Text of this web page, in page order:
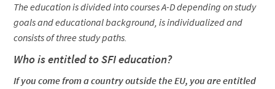
The education is divided into courses A-D depending on study
goals and educational background, is individualized and
consists of three study paths.
Who is entitled to SFI education?
If you come from a country outside the EU, you are entitled